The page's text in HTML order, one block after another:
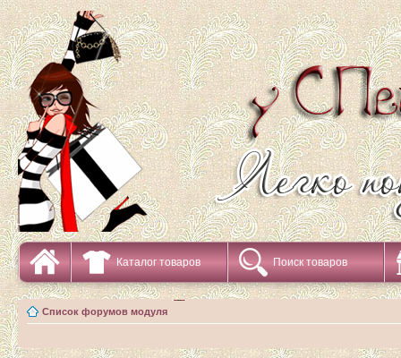
Каталог товаров Поиск товаров
Список форумов модуля